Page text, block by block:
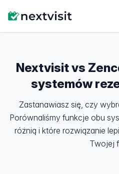
Nextvisit vs
systemów
Zastanawiasz się, czy
Porównaliśmy funkcje obu
różnią i które rozwiązanie
Twojej